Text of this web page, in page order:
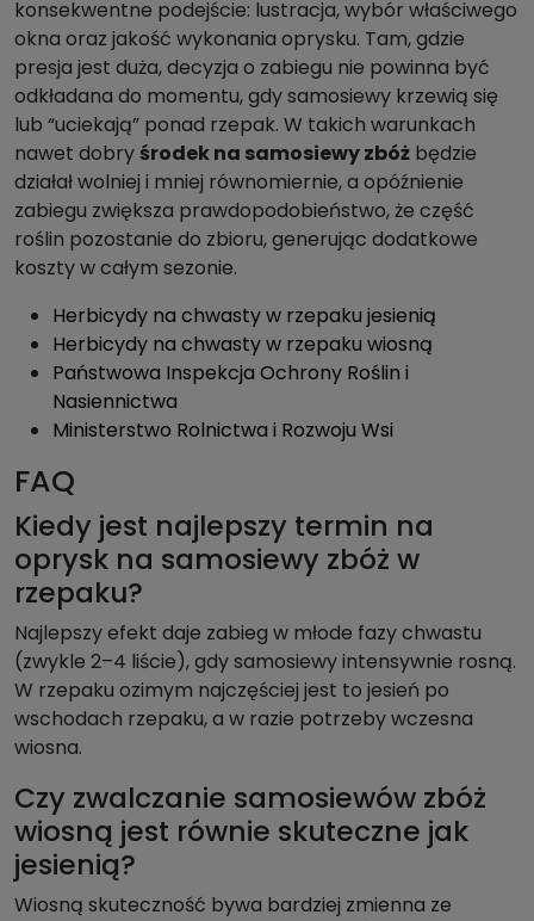
konsekwentne podejście: lustracja, wybór właściwego
okna oraz jakość wykonania oprysku. Tam, gdzie
presja jest duża, decyzja o zabiegu nie powinna być
odkładana do momentu, gdy samosiewy krzewią się
lub “uciekają” ponad rzepak. W takich warunkach
nawet dobryśrodek na samosiewy zbóż będzie
działał wolniej i mniej równomiernie, a opóźnienie
zabiegu zwiększa prawdopodobieństwo, że część
roślin pozostanie do zbioru, generując dodatkowe
koszty w całym sezonie.
Herbicydy na chwasty w rzepaku jesienią
Herbicydy na chwasty w rzepaku wiosną
Państwowa Inspekcja Ochrony Roślin i
Nasiennictwa
Ministerstwo Rolnictwa i Rozwoju Wsi
FAQ
Kiedy jest najlepszy termin na
oprysk na samosiewy zbóż w
rzepaku?
Najlepszy efekt daje zabieg w młode fazy chwastu
(zwykle 2–4 liście), gdy samosiewy intensywnie rosną.
W rzepaku ozimym najczęściej jest to jesień po
wschodach rzepaku, a w razie potrzeby wczesna
wiosna.
Czy zwalczanie samosiewów zbóż
wiosną jest równie skuteczne jak
jesienią?
Wiosną skuteczność bywa bardziej zmienna ze